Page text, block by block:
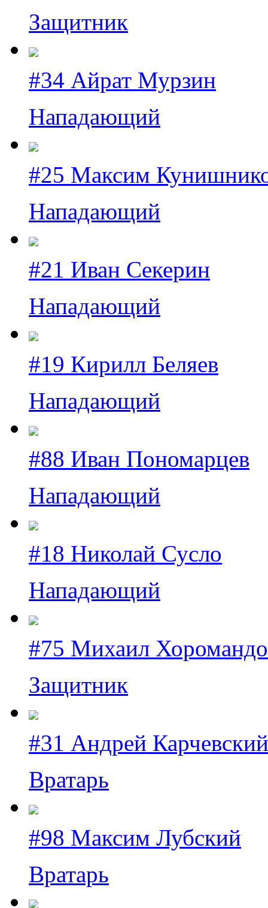
Защитник
#34 Айрат Мурзин
Нападающий
#25 Максим
Нападающий
#21 Иван Секерин
Нападающий
#19 Кирилл Беляев
Нападающий
#88 Иван Пономарцев
Нападающий
#18 Николай Сусло
Нападающий
#75 Михаил Хоромандо
Защитник
#31 Андрей Карчевский
Вратарь
#98 Максим Лубский
Вратарь